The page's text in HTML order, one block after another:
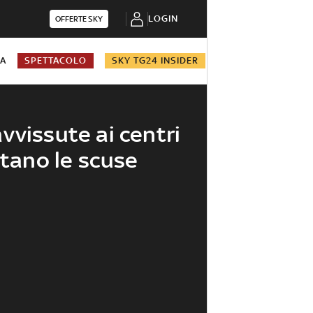
OFFERTE SKY LOGIN
SPETTACOLO SKY TG24 INSIDER
ai centri
le scuse